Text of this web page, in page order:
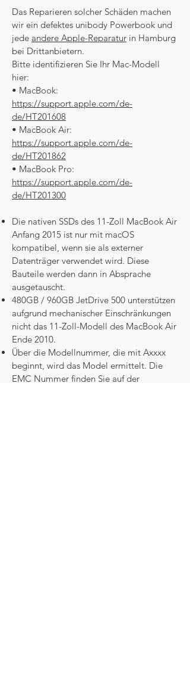
Das Reparieren solcher Schäden machen
wir ein defektes unibody Powerbook und
jede andere Apple-Reparatur in Hamburg
bei Drittanbietern.
Bitte identifizieren Sie Ihr Mac-Modell
hier:
• MacBook:
https://support.apple.com/de-
de/HT201608
• MacBook Air:
https://support.apple.com/de-
de/HT201862
• MacBook Pro:
https://support.apple.com/de-
de/HT201300
Die nativen SSDs des 11-Zoll MacBook Air
Anfang 2015 ist nur mit macOS
kompatibel, wenn sie als externer
Datenträger verwendet wird. Diese
Bauteile werden dann in Absprache
ausgetauscht.
480GB / 960GB JetDrive 500 unterstützen
aufgrund mechanischer Einschränkungen
nicht das 11-Zoll-Modell des MacBook Air
Ende 2010.
Über die Modellnummer, die mit Axxxx
beginnt, wird das Model ermittelt. Die
EMC Nummer finden Sie auf der